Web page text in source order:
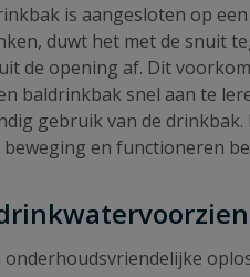
is aangesloten op
duwt het met de snuit
de opening af. Dit
baldrinkbak snel aan te
gebruik van de
en functioneren